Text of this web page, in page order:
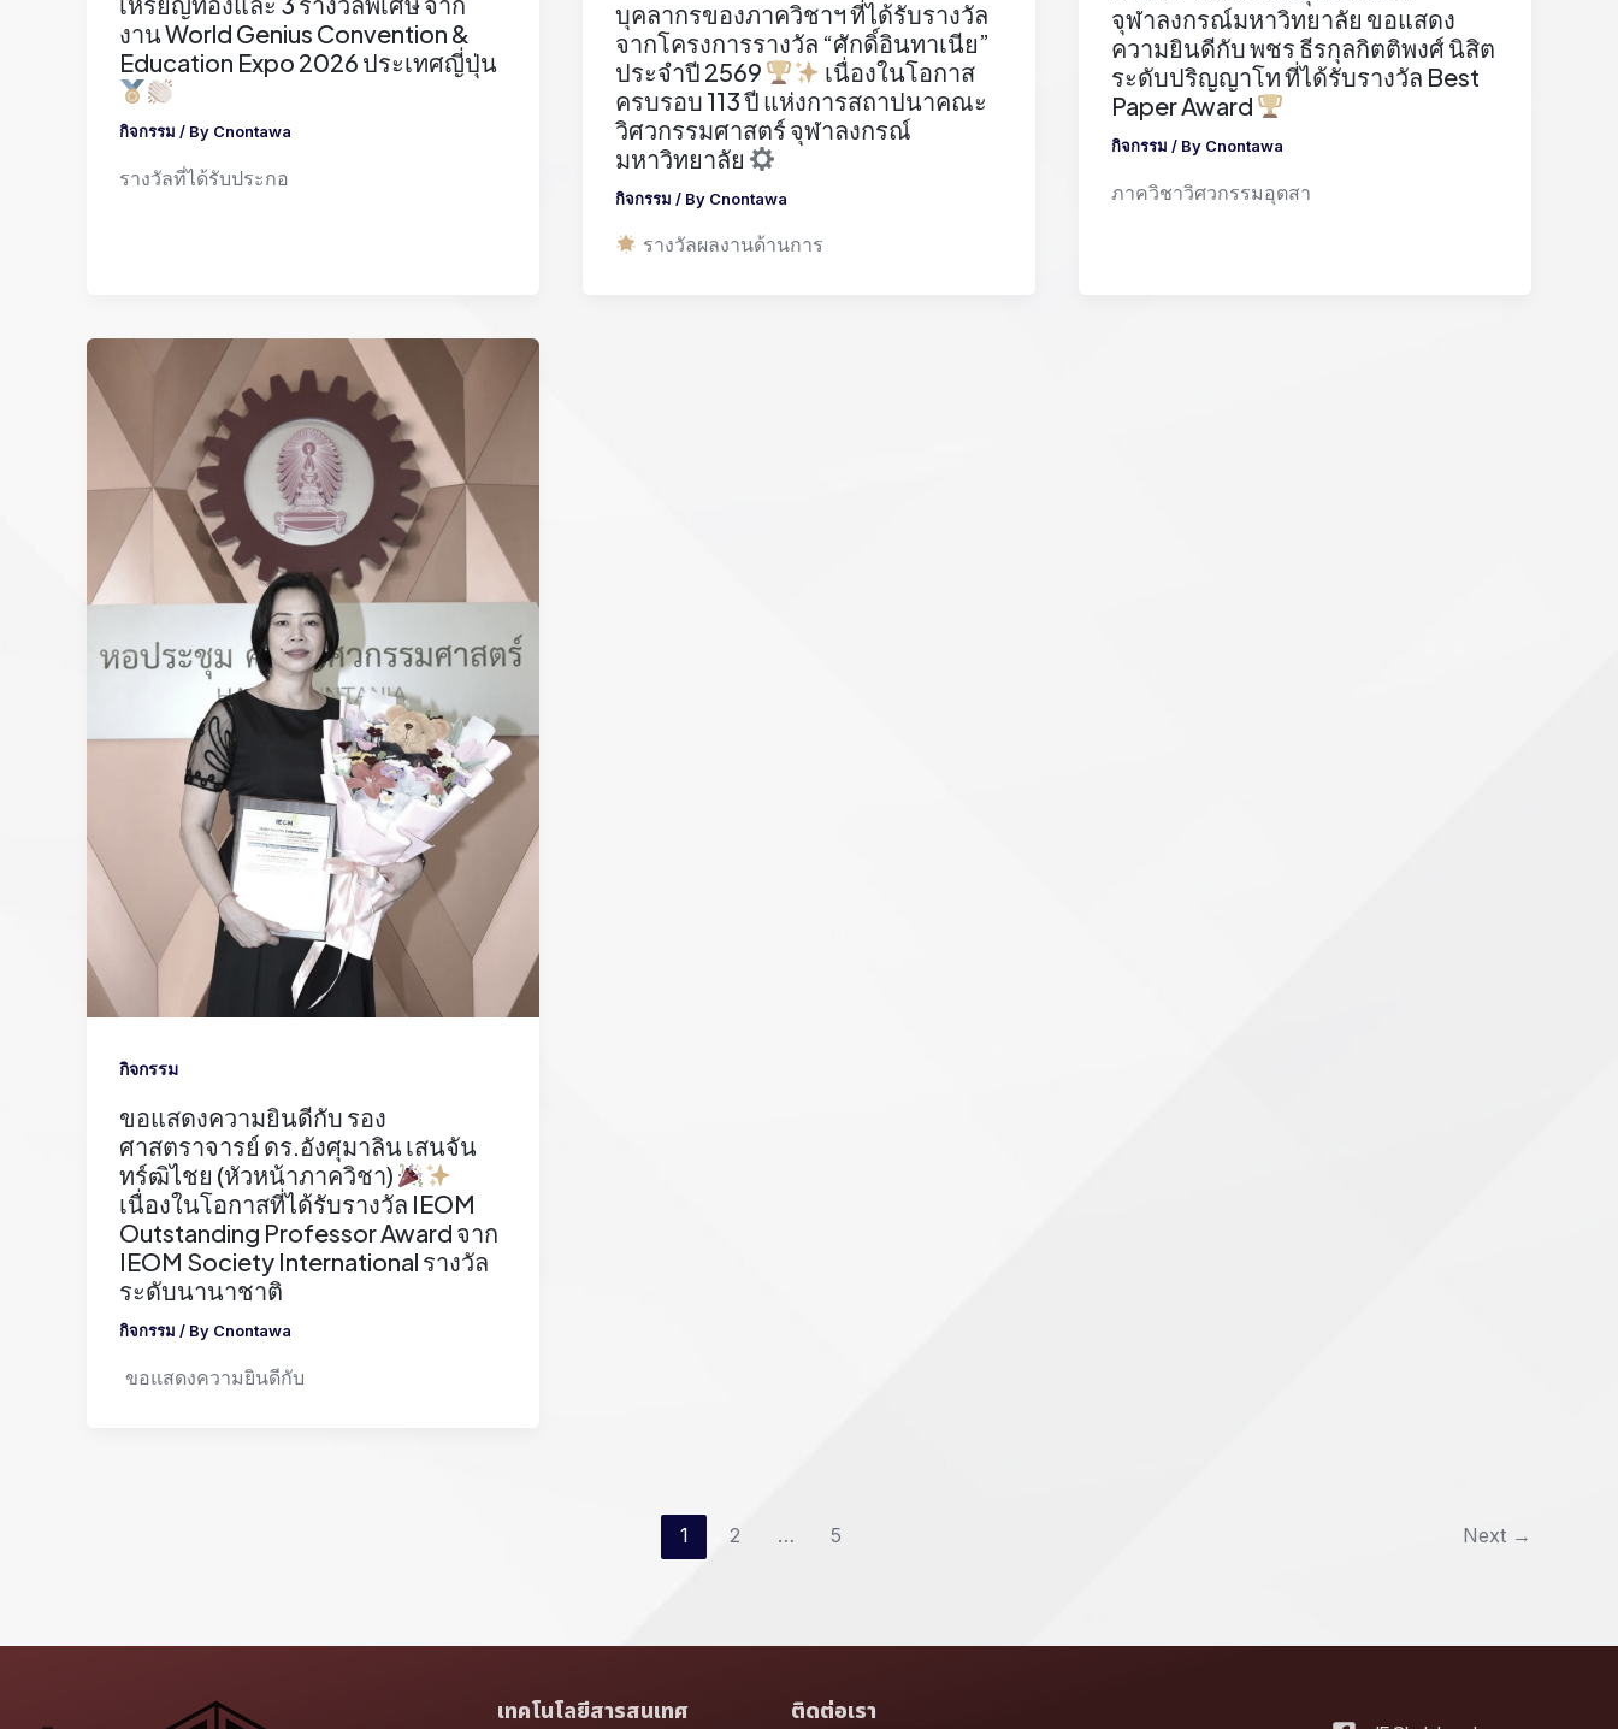
งาน World Genius Convention &
Education Expo 2026 ประเทศญี่ปุ่น
กิจกรรม / By Cnontawa
รางวัลที่ได้รับประกอ
บุคลากรของภาควิชาฯ ที่ได้รับรางวัล
จากโครงการรางวัล “ศักดิ์อินทาเนีย”
ประจำปี 2569
เนื่องในโอกาส
ครบรอบ 113 ปี แห่งการสถาปนาคณะ
วิศวกรรมศาสตร์ จุฬาลงกรณ์
มหาวิทยาลัย
กิจกรรม / By Cnontawa
รางวัลผลงานด้านการ
จุฬาลงกรณ์มหาวิทยาลัย ขอแสดง
ความยินดีกับ พชร ธีรกุลกิตติพงศ์ นิสิต
ระดับปริญญาโท ที่ได้รับรางวัล Best
Paper Award
กิจกรรม / By Cnontawa
ภาควิชาวิศวกรรมอุตสา
กิจกรรม
ขอแสดงความยินดีกับ รอง
ศาสตราจารย์ ดร.อังศุมาลิน เสนจัน
ทร์ฒิไชย (หัวหน้าภาควิชา)
เนื่องในโอกาสที่ได้รับรางวัล IEOM
Outstanding Professor Award จาก
IEOM Society International รางวัล
ระดับนานาชาติ
กิจกรรม / By Cnontawa
ขอแสดงความยินดีกับ
1 2 … 5 Next →
เทคโนโลยีสารสนเทศ ติดต่อเรา